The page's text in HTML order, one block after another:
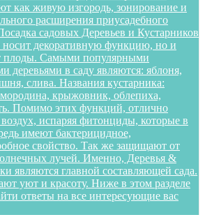
как живую изгородь, зонирование и
расширения приусадебного
садовых Деревьев и Кустарников
носит декоративную функцию, но и
плоды. Самыми популярными
деревьями в саду являются: яблоня,
слива. Названия кустарника:
крыжовник, облепиха,
Помимо этих функций, отлично
испаряя фитонциды, которые в
имеют бактерицидное,
свойство. Так же защищают от
лучей. Именно, Деревья &
являются главной составляющей сада.
уют и красоту. Ниже в этом разделе
ответы на все интересующие вас